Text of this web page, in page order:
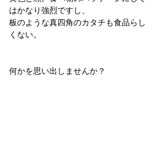
はかなり強烈ですし、
板のような真四角のカタチも食品らし
くない。
何かを思い出しませんか？